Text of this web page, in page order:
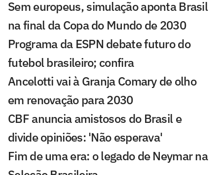
Sem europeus, simulação aponta Brasil
na final da Copa do Mundo de 2030
Programa da ESPN debate futuro do
futebol brasileiro; confira
Ancelotti vai à Granja Comary de olho
em renovação para 2030
CBF anuncia amistosos do Brasil e
divide opiniões: 'Não esperava'
Fim de uma era: o legado de Neymar na